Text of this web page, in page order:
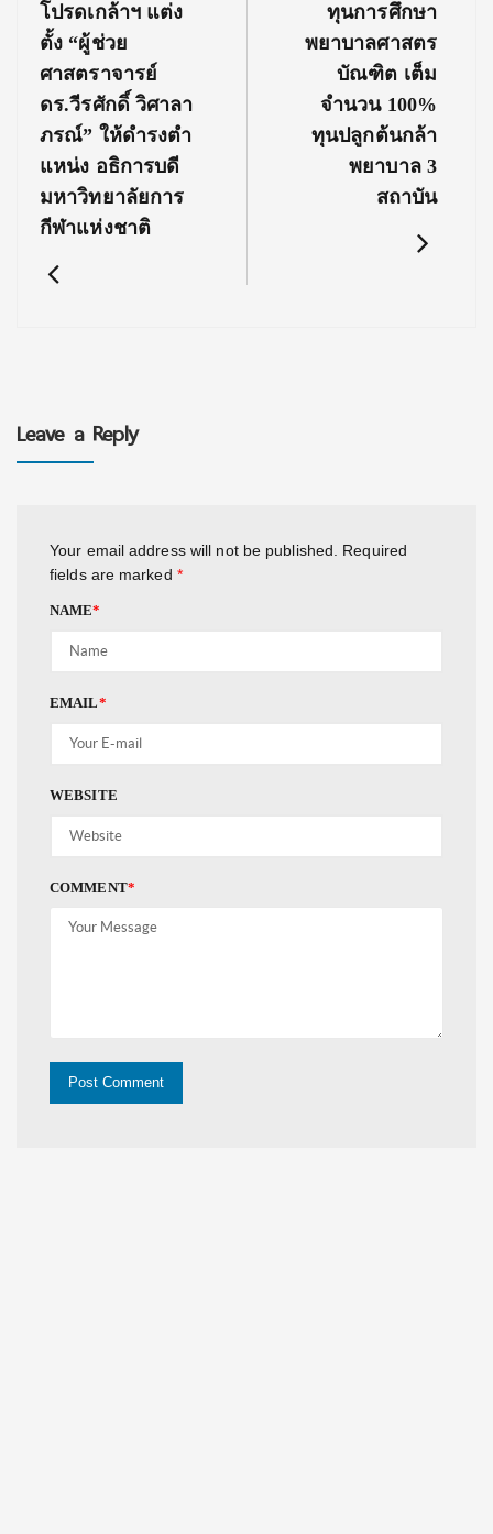
Previous
Post:
โปรดเกล้าฯ แต่ง
ตั้ง “ผู้ช่วย
ศาสตราจารย์
ดร.วีรศักดิ์ วิศาลา
ภรณ์” ให้ดํารงตํา
แหน่ง อธิการบดี
มหาวิทยาลัยการ
กีฬาแห่งชาติ
Next
Post:
ทุนการศึกษา
พยาบาลศาสตร
บัณฑิต เต็ม
จำนวน 100%
ทุนปลูกต้นกล้า
พยาบาล 3
สถาบัน
Leave a Reply
Your email address will not be published.
Required
fields are marked *
NAME*
EMAIL*
WEBSITE
COMMENT*